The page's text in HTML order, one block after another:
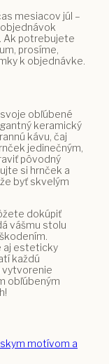
mesiacov júl –
Ak potrebujete
prosíme,
k objednávke.
obľúbené
keramický
kávu, čaj
jedinečným,
pôvodný
si hrnček a
byť skvelým
dokúpiť
vášmu stolu
aj esteticky
každú
vytvorenie
obľúbeným